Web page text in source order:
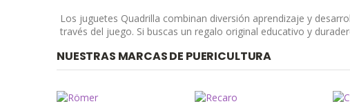
Los juguetes Quadrilla combinan diversión aprendizaje y
través del juego. Si buscas un regalo original educativo y
NUESTRAS MARCAS DE PUERICULTURA